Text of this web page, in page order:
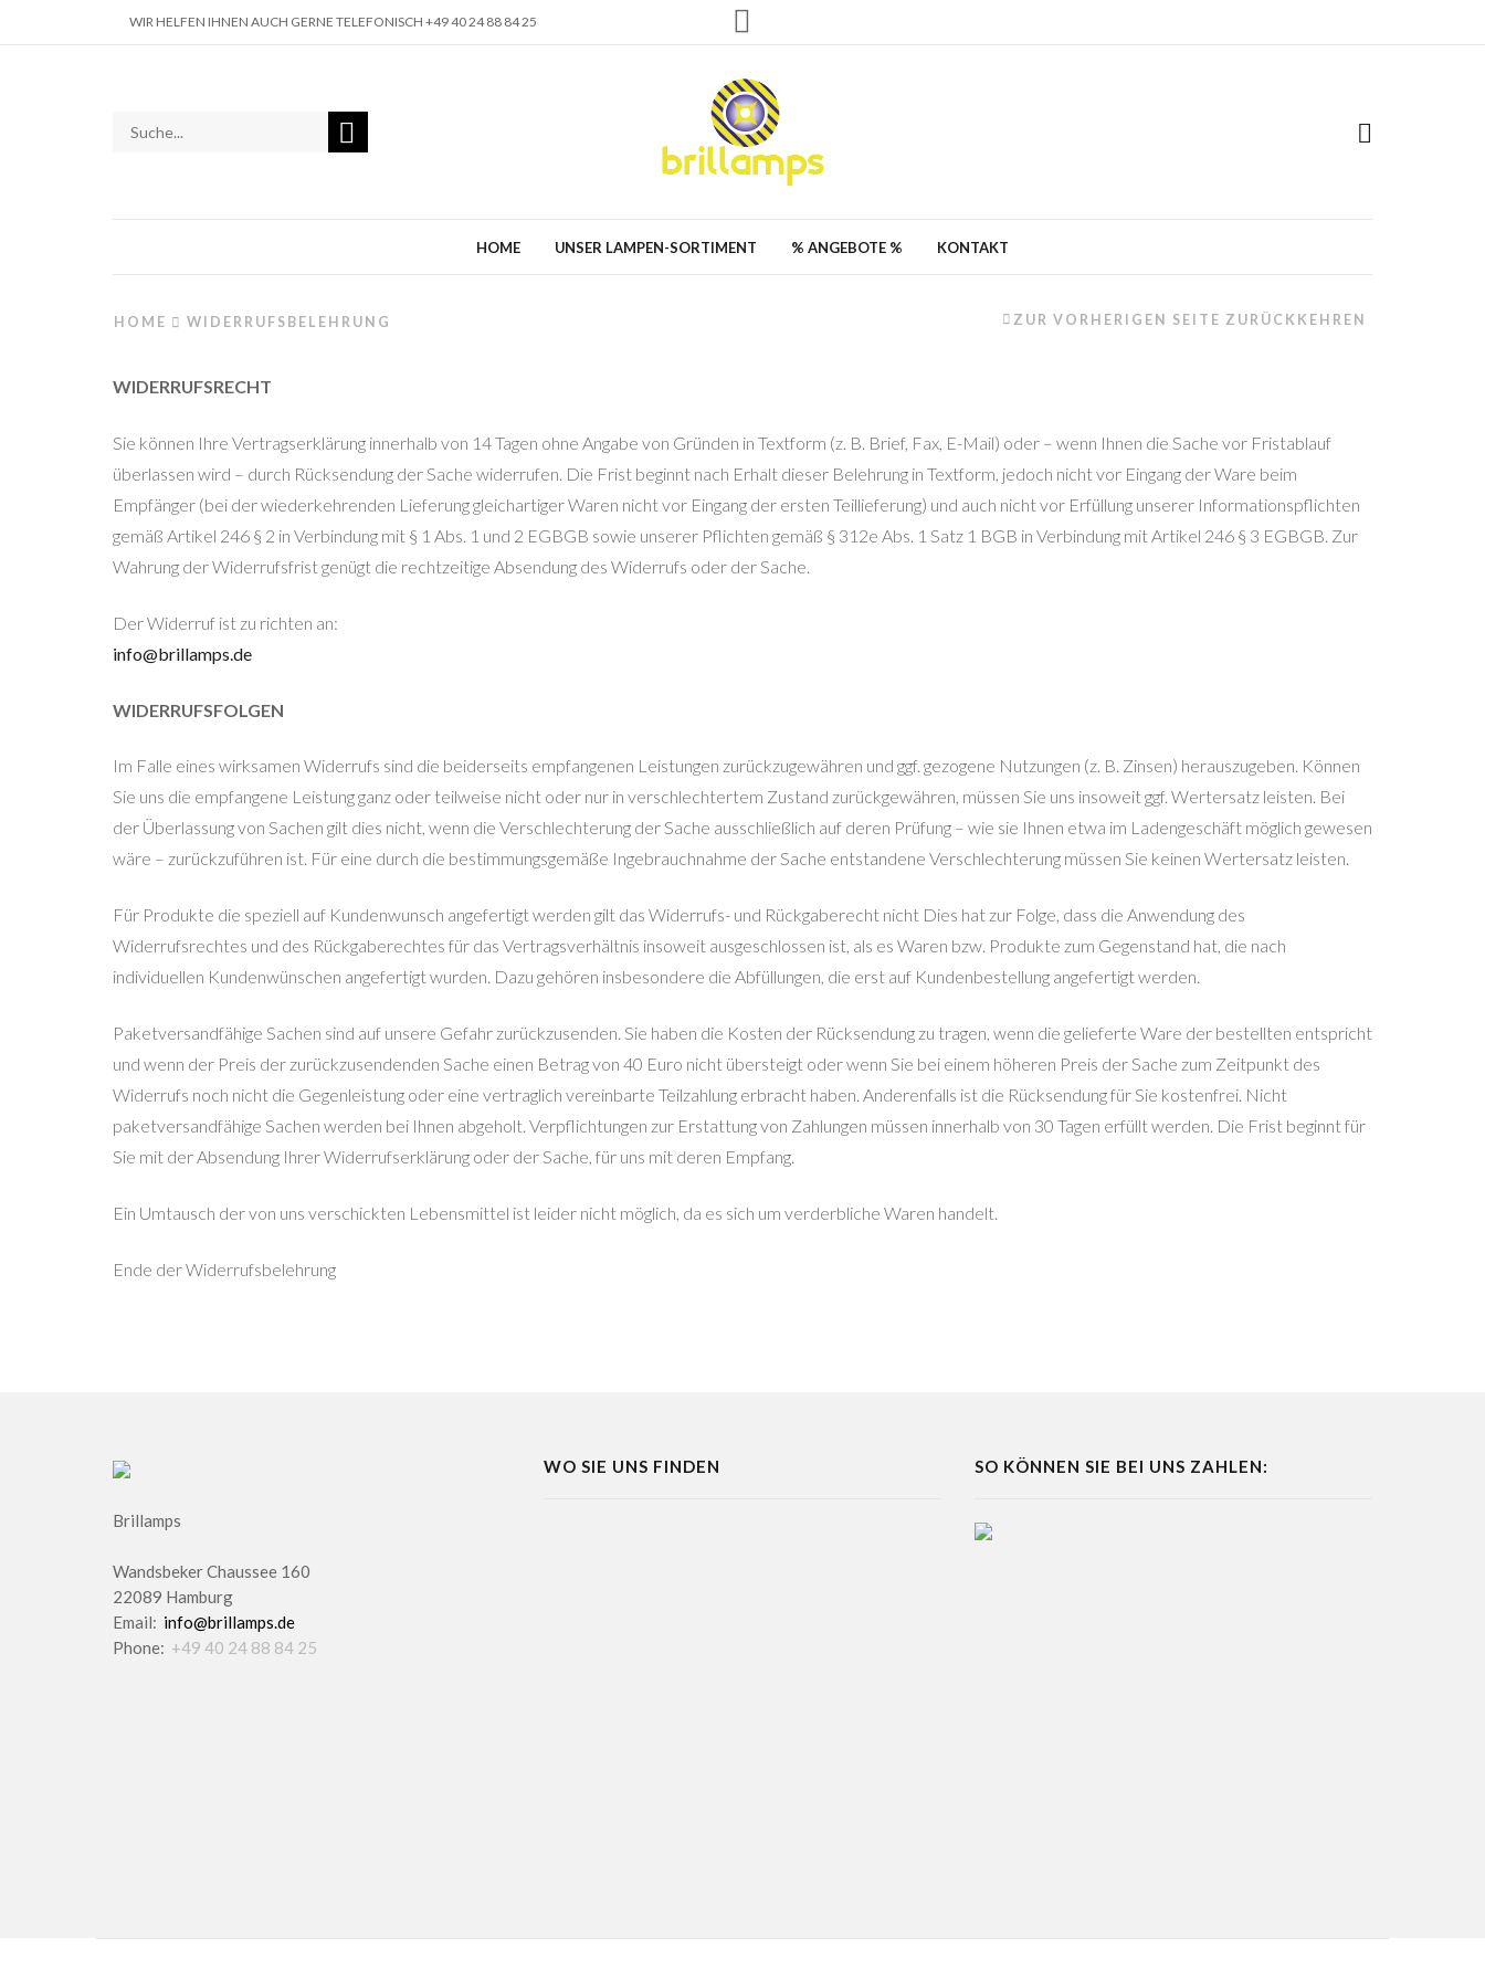
WIR HELFEN IHNEN AUCH GERNE TELEFONISCH +49 40 24 88 84 25
HOME UNSER LAMPEN-SORTIMENT % ANGEBOTE % KONTAKT
HOME ZUR VORHERIGEN SEITE ZURÜCKKEHREN
WIDERRUFSBELEHRUNG
WIDERRUFSRECHT
Sie können Ihre Vertragserklärung innerhalb von 14 Tagen ohne Angabe von Gründen in Textform (z. B. Brief, Fax, E-Mail) oder – wenn Ihnen die Sache vor Fristablauf
überlassen wird – durch Rücksendung der Sache widerrufen. Die Frist beginnt nach Erhalt dieser Belehrung in Textform, jedoch nicht vor Eingang der Ware beim
Empfänger (bei der wiederkehrenden Lieferung gleichartiger Waren nicht vor Eingang der ersten Teillieferung) und auch nicht vor Erfüllung unserer Informationspflichten
gemäß Artikel 246 § 2 in Verbindung mit § 1 Abs. 1 und 2 EGBGB sowie unserer Pflichten gemäß § 312e Abs. 1 Satz 1 BGB in Verbindung mit Artikel 246 § 3 EGBGB. Zur
Wahrung der Widerrufsfrist genügt die rechtzeitige Absendung des Widerrufs oder der Sache.
Der Widerruf ist zu richten an:
info@brillamps.de
WIDERRUFSFOLGEN
Im Falle eines wirksamen Widerrufs sind die beiderseits empfangenen Leistungen zurückzugewähren und ggf. gezogene Nutzungen (z. B. Zinsen) herauszugeben. Können
Sie uns die empfangene Leistung ganz oder teilweise nicht oder nur in verschlechtertem Zustand zurückgewähren, müssen Sie uns insoweit ggf. Wertersatz leisten. Bei
der Überlassung von Sachen gilt dies nicht, wenn die Verschlechterung der Sache ausschließlich auf deren Prüfung – wie sie Ihnen etwa im Ladengeschäft möglich gewesen
wäre – zurückzuführen ist. Für eine durch die bestimmungsgemäße Ingebrauchnahme der Sache entstandene Verschlechterung müssen Sie keinen Wertersatz leisten.
Für Produkte die speziell auf Kundenwunsch angefertigt werden gilt das Widerrufs- und Rückgaberecht nicht Dies hat zur Folge, dass die Anwendung des
Widerrufsrechtes und des Rückgaberechtes für das Vertragsverhältnis insoweit ausgeschlossen ist, als es Waren bzw. Produkte zum Gegenstand hat, die nach
individuellen Kundenwünschen angefertigt wurden. Dazu gehören insbesondere die Abfüllungen, die erst auf Kundenbestellung angefertigt werden.
Paketversandfähige Sachen sind auf unsere Gefahr zurückzusenden. Sie haben die Kosten der Rücksendung zu tragen, wenn die gelieferte Ware der bestellten entspricht
und wenn der Preis der zurückzusendenden Sache einen Betrag von 40 Euro nicht übersteigt oder wenn Sie bei einem höheren Preis der Sache zum Zeitpunkt des
Widerrufs noch nicht die Gegenleistung oder eine vertraglich vereinbarte Teilzahlung erbracht haben. Anderenfalls ist die Rücksendung für Sie kostenfrei. Nicht
paketversandfähige Sachen werden bei Ihnen abgeholt. Verpflichtungen zur Erstattung von Zahlungen müssen innerhalb von 30 Tagen erfüllt werden. Die Frist beginnt für
Sie mit der Absendung Ihrer Widerrufserklärung oder der Sache, für uns mit deren Empfang.
Ein Umtausch der von uns verschickten Lebensmittel ist leider nicht möglich, da es sich um verderbliche Waren handelt.
Ende der Widerrufsbelehrung
Brillamps
Wandsbeker Chaussee 160
22089 Hamburg
Email: info@brillamps.de
Phone: +49 40 24 88 84 25
WO SIE UNS FINDEN SO KÖNNEN SIE BEI UNS ZAHLEN: